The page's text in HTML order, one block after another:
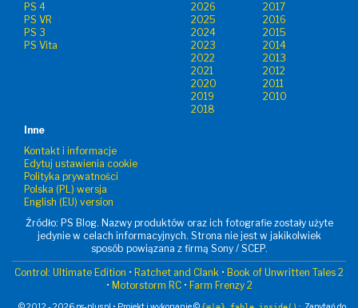
PS 4
PS VR
PS 3
PS Vita
2026
2017
2025
2016
2024
2015
2023
2014
2022
2013
2021
2012
2020
2011
2019
2010
2018
Inne
Kontakt i informacje
Edytuj ustawienia cookie
Polityka prywatności
Polska (PL) wersja
English (EU) version
Źródło: PS Blog. Nazwy produktów oraz ich fotografie zostały użyte
jedynie w celach informacyjnych. Strona nie jest w jakikolwiek
sposób powiązana z firmą Sony / SCEP.
Control: Ultimate Edition • Ratchet and Clank • Book of Unwritten Tales 2
• Motorstorm RC• Farm Frenzy 2